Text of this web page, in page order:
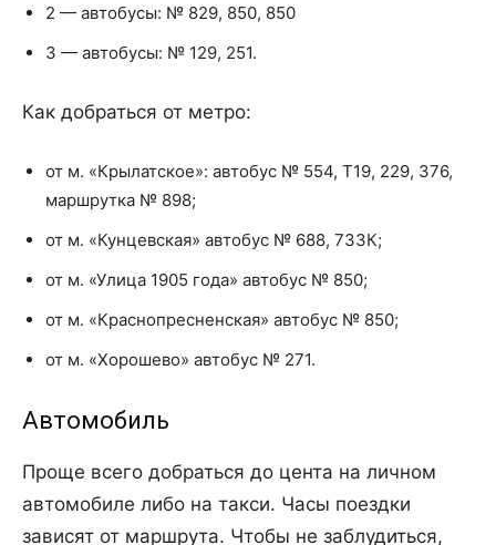
2 — автобусы: № 829, 850, 850
3 — автобусы: № 129, 251.
Как добраться от метро:
от м. «Крылатское»: автобус № 554, Т19, 229, 376,
маршрутка № 898;
от м. «Кунцевская» автобус № 688, 733К;
от м. «Улица 1905 года» автобус № 850;
от м. «Краснопресненская» автобус № 850;
от м. «Хорошево» автобус № 271.
Автомобиль
Проще всего добраться до цента на личном
автомобиле либо на такси. Часы поездки
зависят от маршрута. Чтобы не заблудиться,